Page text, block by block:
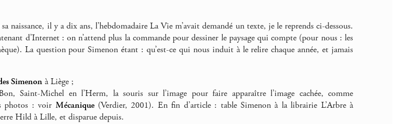
naissance, il y a dix ans, l’hebdomadaire La Vie m’avait demandé un texte, je le reprends ci-dessous.
d’Internet : on n’attend plus la commande pour dessiner le paysage qui compte (pour nous : les
La question pour Simenon étant : qu’est-ce qui nous induit à le relire chaque année, et jamais
Simenon à Liège ;
Saint-Michel en l’Herm, la souris sur l’image pour faire apparaître l’image cachée, comme
photos : voir Mécanique(Verdier, 2001). En fin d’article : table Simenon à la librairie L’Arbre à
Hild à Lille, et disparue depuis.